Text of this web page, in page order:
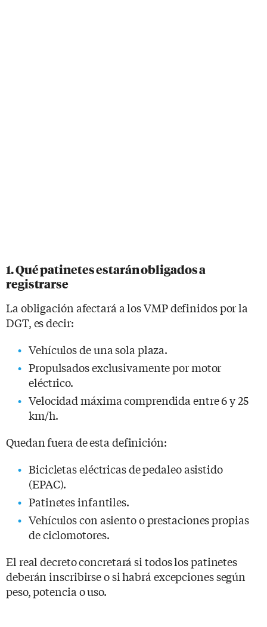
1. Qué patinetes estarán obligados a
registrarse
La obligación afectará a los VMP definidos por la
DGT, es decir:
Vehículos de una sola plaza.
Propulsados exclusivamente por motor
eléctrico.
Velocidad máxima comprendida entre 6 y 25
km/h.
Quedan fuera de esta definición:
Bicicletas eléctricas de pedaleo asistido
(EPAC).
Patinetes infantiles.
Vehículos con asiento o prestaciones propias
de ciclomotores.
El real decreto concretará si todos los patinetes
deberán inscribirse o si habrá excepciones según
peso, potencia o uso.